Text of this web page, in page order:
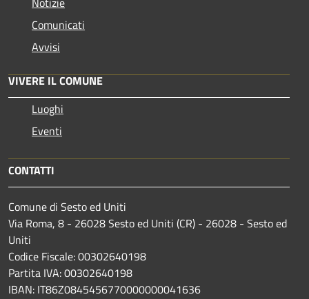
Comunicati
Avvisi
VIVERE IL COMUNE
Luoghi
Eventi
CONTATTI
Comune di Sesto ed Uniti
Via Roma, 8 - 26028 Sesto ed Uniti (CR) - 26028 - Sesto ed
Uniti
Codice Fiscale: 00302640198
Partita IVA: 00302640198
IBAN: IT86Z0845456770000000041636